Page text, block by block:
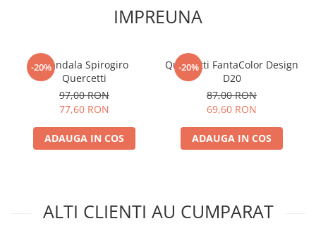
IMPREUNA
-20%Mandala Spirogiro
Quercetti
97,00 RON
77,60 RON
ADAUGA IN COS
-20%
Quercetti FantaColor Design
D20
87,00 RON
69,60 RON
ADAUGA IN COS
ALTI CLIENTI AU CUMPARAT